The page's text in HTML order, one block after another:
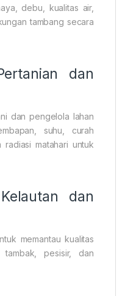
debu, kualitas air,
tambang secara
dan
dan pengelola lahan
suhu, curah
matahari untuk
dan
memantau kualitas
pesisir, dan